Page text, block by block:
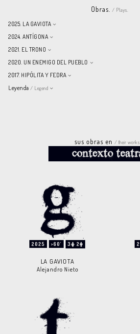
Obras. / Plays.
2025. LA GAVIOTA
2024. ANTÍGONA
2021. EL TRONO
2020. UN ENEMIGO DEL PUEBLO
2017. HIPÓLITA Y FEDRA
Leyenda / Legend
sus obras en / their works
2025 >60' 3 2
LA GAVIOTA
Alejandro Nieto